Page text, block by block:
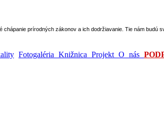
chápanie prírodných zákonov a ich dodržiavanie. Tie nám budú
Fotogaléria Knižnica Projekt O nás